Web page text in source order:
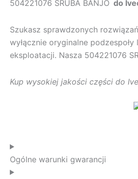
504221076 SRUBA BANJO do
Szukasz sprawdzonych
wyłącznie oryginalne
eksploatacji. Nasza 504221076
Kup wysokiej jakości części do
Ogólne warunki gwarancji